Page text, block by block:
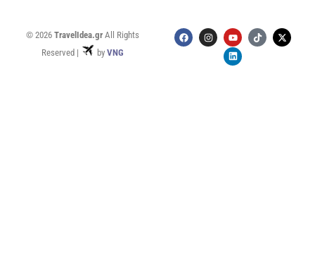
© 2026 TravelIdea.grAll Rights
Reserved |
by VNG